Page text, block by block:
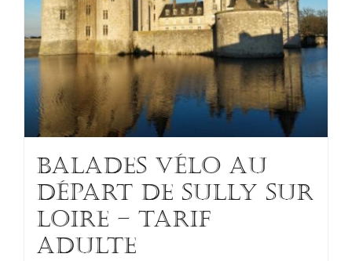
BALADES VÉLO au
départ de Sully sur
Loire – TARIF
ADULTE